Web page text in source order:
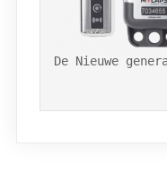
De Nieuwe